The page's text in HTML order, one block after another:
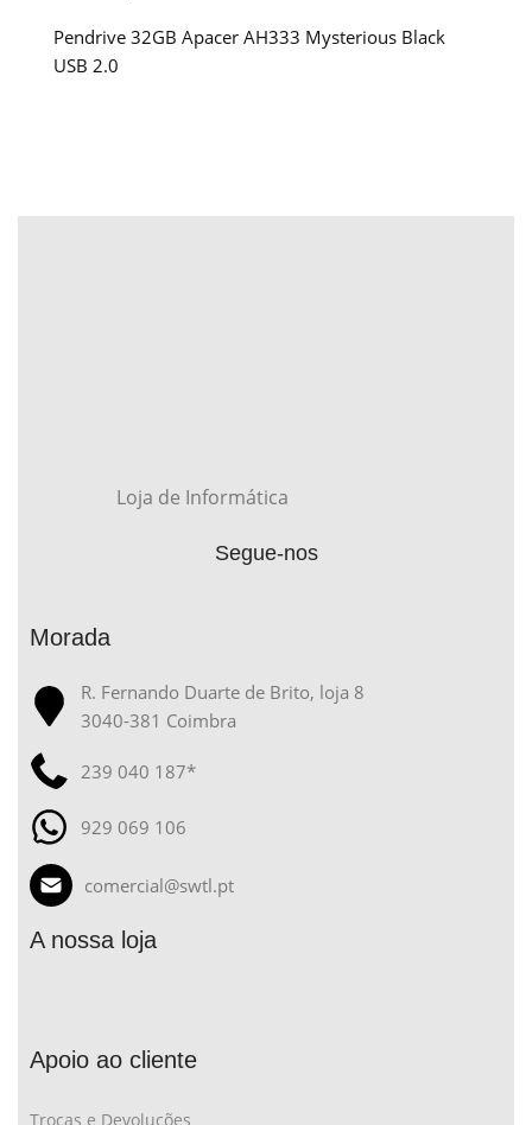
Pendrive 32GB Apacer AH333 Mysterious Black
USB 2.0
Loja de Informática
Segue-nos
Morada
R. Fernando Duarte de Brito, loja 8
3040-381 Coimbra
239 040 187*
929 069 106
comercial@swtl.pt
A nossa loja
Apoio ao cliente
Trocas e Devoluções